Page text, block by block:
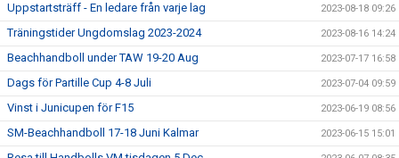
Uppstartsträff - En ledare från varje lag 2023-08-18 09:26
Träningstider Ungdomslag 2023-2024 2023-08-16 14:24
Beachhandboll under TAW 19-20 Aug 2023-07-17 16:58
Dags för Partille Cup 4-8 Juli 2023-07-04 09:59
Vinst i Junicupen för F15 2023-06-19 08:56
SM-Beachhandboll 17-18 Juni Kalmar 2023-06-15 15:01